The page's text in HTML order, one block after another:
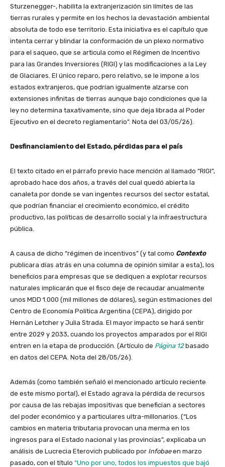
Sturzenegger-, habilita la extranjerización sin límites de las
tierras rurales y permite en los hechos la devastación ambiental
absoluta de todo ese territorio. Esta iniciativa es el capítulo que
intenta cerrar y blindar la conformación de un plexo normativo
para el saqueo, que se articula como el Régimen de Incentivo
para las Grandes Inversiores (RIGI) y las modificaciones a la Ley
de Glaciares. El único reparo, pero relativo, se le impone a los
estados extranjeros, que podrían igualmente alzarse con
extensiones infinitas de tierras aunque bajo condiciones que la
ley no determina taxativamente, sino que deja librada al Poder
Ejecutivo en el decreto reglamentario”. Nota del 03/05/26).
Desfinanciamiento del Estado, pérdidas para el país
El texto citado en el párrafo previo hace mención al llamado “RIGI”,
aprobado hace dos años, a través del cual quedó abierta la
canaleta por donde se van ingentes recursos del sector estatal,
que podrían financiar el crecimiento económico, el crédito
productivo, las políticas de desarrollo social y la infraestructura
pública.
A causa de dicho “régimen de incentivos” (y tal como Contexto
publicara días atrás en una columna de opinión similar a esta), los
beneficios para empresas que se dediquen a explotar recursos
naturales implicarán que el fisco deje de recaudar anualmente
unos MDD 1.000 (mil millones de dólares), según estimaciones del
Centro de Economía Política Argentina (CEPA), dirigido por
Hernán Letcher y Julia Strada. El mayor impacto se hará sentir
entre 2029 y 2033, cuando los proyectos amparados por el RIGI
entren en la etapa de producción. (Artículo de Página 12basado
en datos del CEPA. Nota del 28/05/26).
Además (como también señaló el mencionado artículo reciente
de este mismo portal), el Estado agrava la pérdida de recursos
por causa de las rebajas impositivas que benefician a sectores
del poder económico y a particulares ultra-millonarios. (“Los
cambios en materia tributaria provocan una merma en los
ingresos para el Estado nacional y las provincias”, explicaba un
análisis de Lucrecia Eterovich publicado por Infobaeen marzo
pasado, con el título “Uno por uno, todos los impuestos que bajó